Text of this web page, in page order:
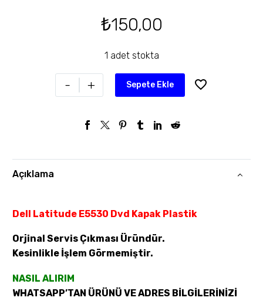
₺150,00
1 adet stokta
- + Sepete Ekle
Açıklama
Dell Latitude E5530 Dvd Kapak Plastik
Orjinal Servis Çıkması Üründür.
Kesinlikle İşlem Görmemiştir.
NASIL ALIRIM
WHATSAPP’TAN ÜRÜNÜ VE ADRES BİLGİLERİNİZİ